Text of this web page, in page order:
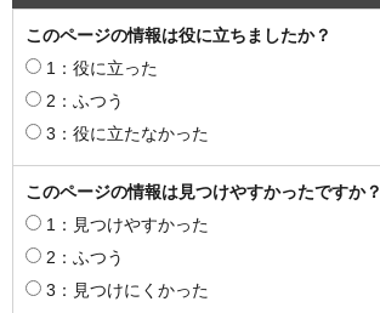
このページの情報は役に立ちましたか？
1：役に立った
2：ふつう
3：役に立たなかった
このページの情報は見つけやすかったですか？
1：見つけやすかった
2：ふつう
3：見つけにくかった